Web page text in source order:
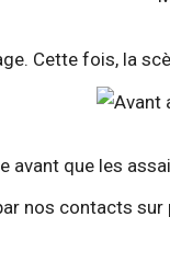
Cette fois, la
avant que les
nos contacts